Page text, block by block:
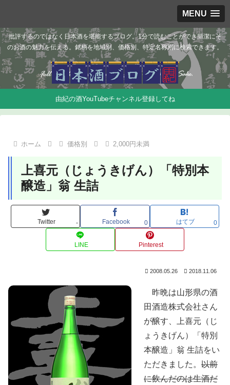
MENU
批評するのではなく日本酒を堪能するブログ。1分で読むことができ簡潔にそ
のお酒の魅力を伝える。銘柄を地域別、価格別、特定名称別に検索できます。
由紀の酒YouTubeチャンネル登録してね
ホーム 価格別 2,000円未満
上喜元（じょうきげん）「特別本
醸造」翁 生詰
Twitter - Facebook 0 はてブ 0
LINE Pinterest
2008.05.26 2018.11.06
昨晩は山形県の酒
田酒造株式会社さん
が醸す、上喜元（じ
ょうきげん）「特別
本醸造」翁 生詰をい
ただきました。 以前
に飲んだのは生酒だ